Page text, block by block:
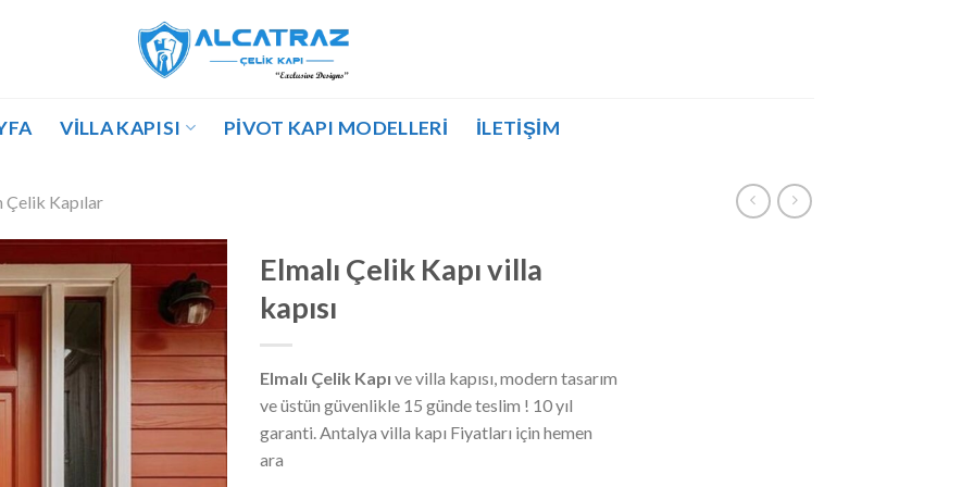
VILLA KAPISI PIVOT KAPI MODELLERI İLETIŞIM
Kapılar
Elmalı Çelik Kapı villa
kapısı
Elmalı Çelik Kapı ve villa kapısı, modern tasarım
ve üstün güvenlikle 15 günde teslim ! 10 yıl
garanti. Antalya villa kapı Fiyatları için hemen
ara